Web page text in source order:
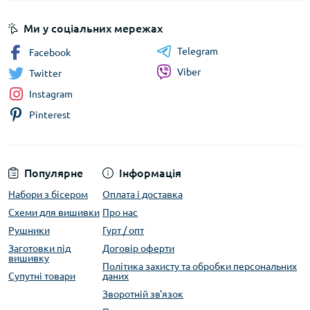
створюйте атмосферу натхнення та допоможіть
розкрити її творчий потенціал. Вишивання – це не
лише хобі, а й час, проведений разом у теплій і
дружній атмосфері.
Популярне
Набори з бісером
Схеми для вишивки
Рушники
Заготовки під
вишивку
Супутні товари
Інформація
Оплата і доставка
Про нас
Гурт / опт
Договір оферти
Політика захисту та обробки персональних
даних
Зворотній зв'язок
Ми у соціальних мережах
Facebook
Twitter
Instagram
Pinterest
Telegram
Viber